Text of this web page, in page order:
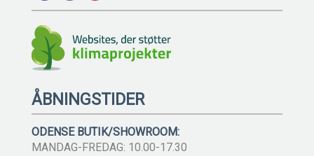
ÅBNINGSTIDER
ODENSE BUTIK/SHOWROOM:
MANDAG-FREDAG: 10.00-17.30